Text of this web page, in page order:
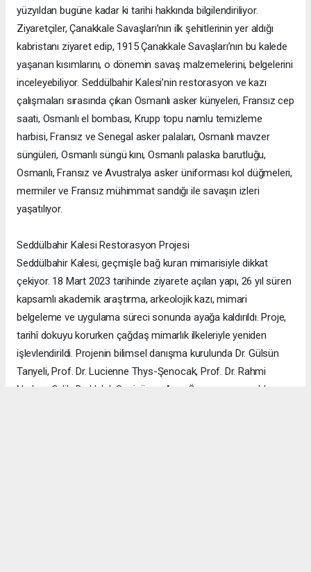
yüzyıldan bugüne kadar ki tarihi hakkında bilgilendiriliyor.
Ziyaretçiler, Çanakkale Savaşları’nın ilk şehitlerinin yer aldığı
kabristanı ziyaret edip, 1915 Çanakkale Savaşları’nın bu kalede
yaşanan kısımlarını, o dönemin savaş malzemelerini, belgelerini
inceleyebiliyor. Seddülbahir Kalesi’nin restorasyon ve kazı
çalışmaları sırasında çıkan Osmanlı asker künyeleri, Fransız cep
saati, Osmanlı el bombası, Krupp topu namlu temizleme
harbisi, Fransız ve Senegal asker palaları, Osmanlı mavzer
süngüleri, Osmanlı süngü kını, Osmanlı palaska barutluğu,
Osmanlı, Fransız ve Avustralya asker üniforması kol düğmeleri,
mermiler ve Fransız mühimmat sandığı ile savaşın izleri
yaşatılıyor.
Seddülbahir Kalesi Restorasyon Projesi
Seddülbahir Kalesi, geçmişle bağ kuran mimarisiyle dikkat
çekiyor. 18 Mart 2023 tarihinde ziyarete açılan yapı, 26 yıl süren
kapsamlı akademik araştırma, arkeolojik kazı, mimari
belgeleme ve uygulama süreci sonunda ayağa kaldırıldı. Proje,
tarihî dokuyu korurken çağdaş mimarlık ilkeleriyle yeniden
işlevlendirildi. Projenin bilimsel danışma kurulunda Dr. Gülsün
Tanyeli, Prof. Dr. Lucienne Thys-Şenocak, Prof. Dr. Rahmi
Nurhan Çelik, Dr. Haluk Sesigür ve Arzu Özsavaşcı yer aldı.